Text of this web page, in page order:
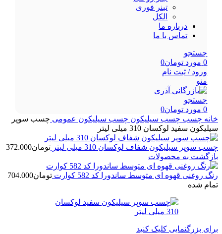
تینر فوری
الکل
درباره ما
تماس با ما
جستجو
0 مورد تومان0
ورود / ثبت نام
منو
جستجو
0 مورد تومان0
خانه چسب چسب سیلیکون چسب سیلیکون عمومی چسب سوپر
سیلیکون سفید لوکسان 310 میلی لیتر
چسب سوپر سیلیکون شفاف لوکسان 310 میلی لیتر تومان372.000
بازگشت به محصولات
رنگ روغنی قهوه ای متوسط ساندورا کد 582 کوارت تومان704.000
تمام شده
برای بزرگنمایی کلیک کنید